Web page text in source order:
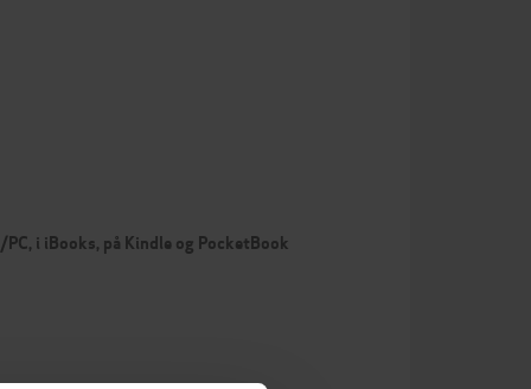
i iBooks, på Kindle og PocketBook